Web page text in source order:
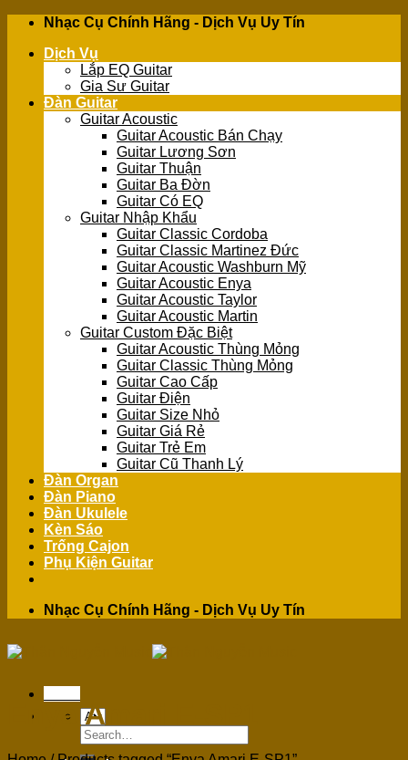
Skip
content
Nhạc Cụ Chính Hãng - Dịch Vụ Uy Tín
Dịch Vụ
Lắp EQ Guitar
Gia Sư Guitar
Đàn Guitar
Guitar Acoustic
Guitar Acoustic Bán Chạy
Guitar Lương Sơn
Guitar Thuận
Guitar Ba Đờn
Guitar Có EQ
Guitar Nhập Khẩu
Guitar Classic Cordoba
Guitar Classic Martinez Đức
Guitar Acoustic Washburn Mỹ
Guitar Acoustic Enya
Guitar Acoustic Taylor
Guitar Acoustic Martin
Guitar Custom Đặc Biệt
Guitar Acoustic Thùng Mỏng
Guitar Classic Thùng Mỏng
Guitar Cao Cấp
Guitar Điện
Guitar Size Nhỏ
Guitar Giá Rẻ
Guitar Trẻ Em
Guitar Cũ Thanh Lý
Đàn Organ
Đàn Piano
Đàn Ukulele
Kèn Sáo
Trống Cajon
Phụ Kiện Guitar
Nhạc Cụ Chính Hãng - Dịch Vụ Uy Tín
Search
for:
Enya Amari E-SP1